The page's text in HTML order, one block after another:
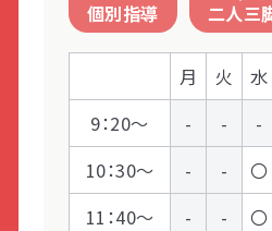
LITALICO仕事ナビ
LITALICO教育ソフト
LITALICO研究所
個別指導
二人三
月 火 水
9：20～
- - -
10：30～
- - 〇
11：40～
- - 〇
社会性のある行動